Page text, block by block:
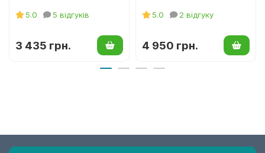
5.0 5 відгуків
3 435 грн.
5.0 2 відгуку
4 950 грн.